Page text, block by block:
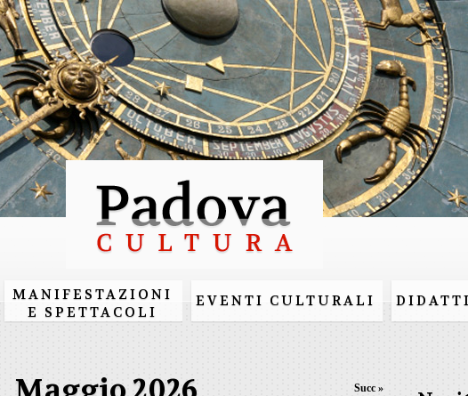
Salta al
contenuto
principale
MANIFESTAZIONI
E SPETTACOLI
EVENTI CULTURALI
Succ »